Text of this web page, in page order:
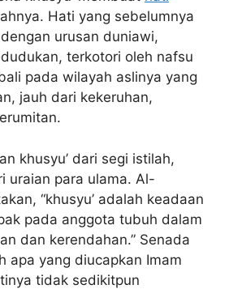
Hati yang sebelumnya
urusan duniawi,
terkotori oleh nafsu
pada wilayah aslinya yang
jauh dari kekeruhan,
khusyu’ dari segi istilah,
uraian para ulama. Al-
“khusyu’ adalah keadaan
pada anggota tubuh dalam
dan kerendahan.” Senada
apa yang diucapkan Imam
tidak sedikitpun